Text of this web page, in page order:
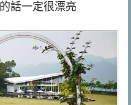
話一定很漂亮